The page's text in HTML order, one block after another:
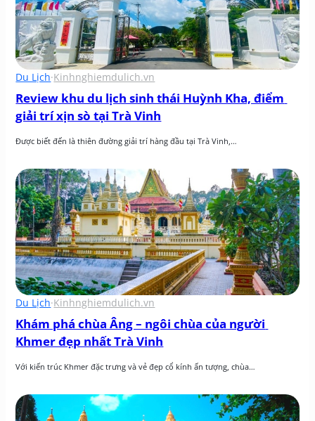
Du Lịch·Kinhnghiemdulich.vn
Review khu du lịch sinh thái Huỳnh Kha, điểm
giải trí xịn sò tại Trà Vinh
Được biết đến là thiên đường giải trí hàng đầu tại Trà Vinh,…
Du Lịch·Kinhnghiemdulich.vn
Khám phá chùa Âng – ngôi chùa của người
Khmer đẹp nhất Trà Vinh
Với kiến trúc Khmer đặc trưng và vẻ đẹp cổ kính ấn tượng, chùa…